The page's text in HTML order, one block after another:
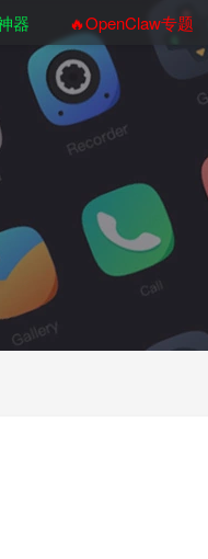
器 🔥OpenClaw专题